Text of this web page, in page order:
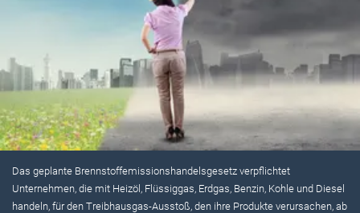
Das geplante Brennstoffemissionshandelsgesetz verpflichtet
Unternehmen, die mit Heizöl, Flüssiggas, Erdgas, Benzin, Kohle und Diesel
handeln, für den Treibhausgas-Ausstoß, den ihre Produkte verursachen, ab